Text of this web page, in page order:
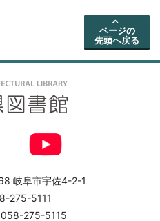
ページの
先頭へ戻る
岐阜市宇佐4-2-1
275-5111
058-275-5115